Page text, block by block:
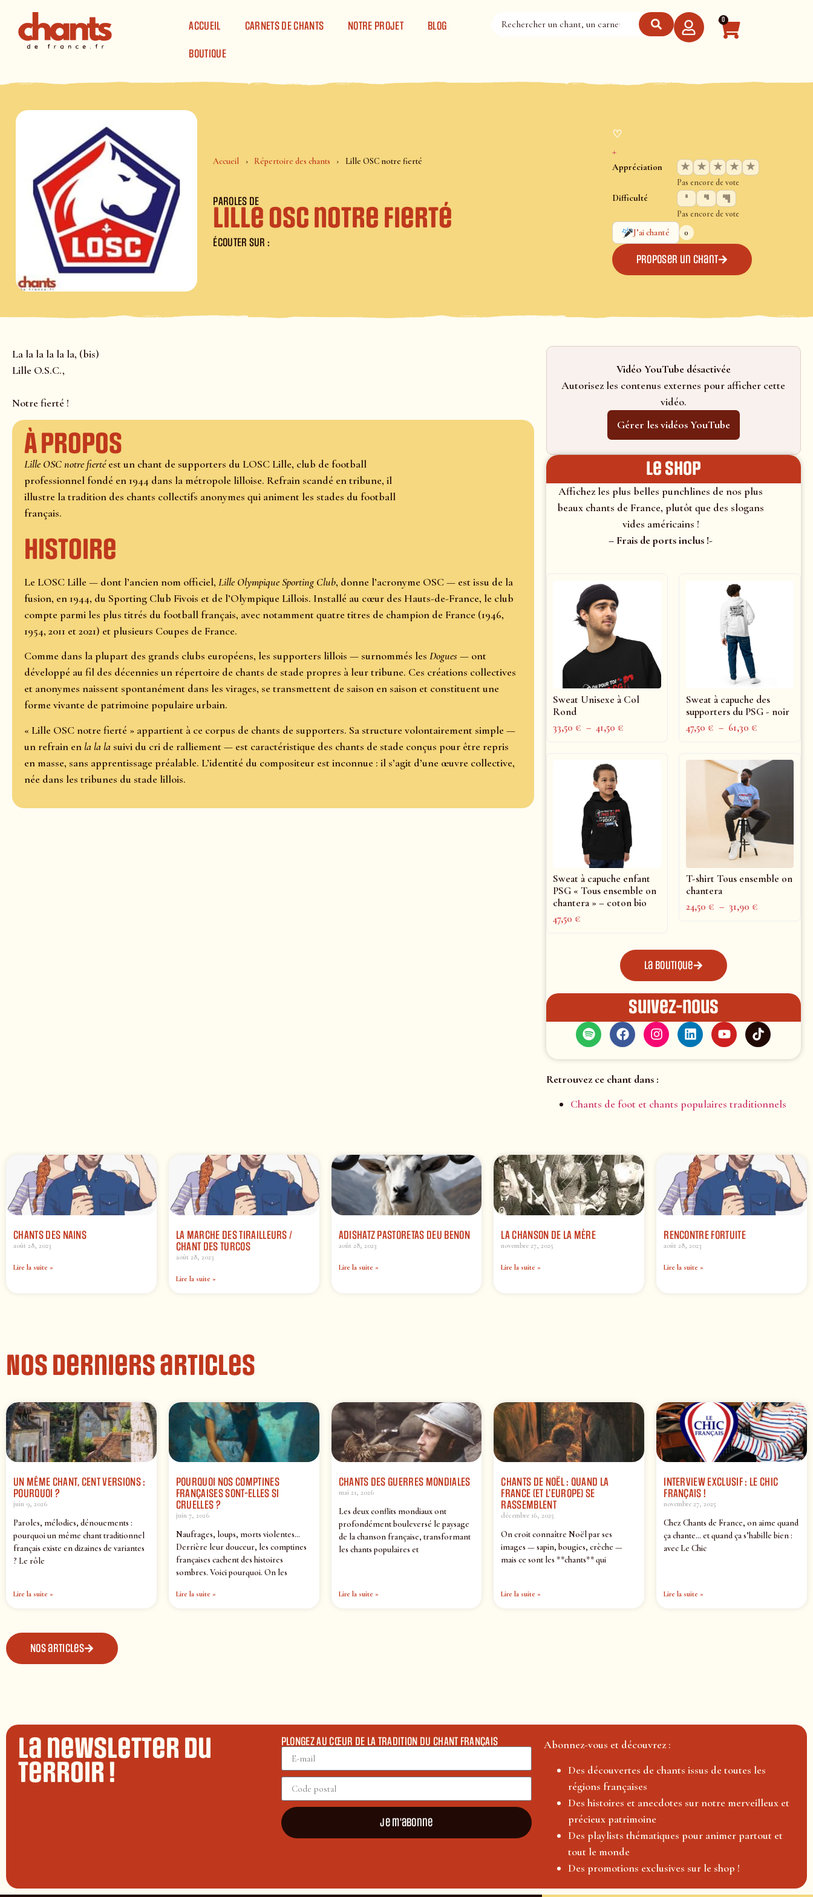
ACCUEIL
CARNETS DE CHANTS NOTRE PROJET BLOG
BOUTIQUE
0
Accueil Répertoire des chants Lille OSC notre fierté
PAROLES DE
Lille OSC notre fierté
ÉCOUTER SUR :
♡
+
Appréciation ★ ★ ★ ★ ★
Pas encore de vote
Difficulté
Pas encore de vote
J’ai chanté
0
Proposer un chant
La la la la la la, (bis)
Lille O.S.C.,
Notre fierté !
À propos
Lille OSC notre fiertéest un chant de supporters du LOSC Lille, club de football
professionnel fondé en 1944 dans la métropole lilloise. Refrain scandé en tribune, il
illustre la tradition des chants collectifs anonymes qui animent les stades du football
français.
Histoire
Le LOSC Lille — dont l’ancien nom officiel, Lille Olympique Sporting Club, donne l’acronyme OSC — est issu de la
fusion, en 1944, du Sporting Club Fivois et de l’Olympique Lillois. Installé au cœur des Hauts-de-France, le club
compte parmi les plus titrés du football français, avec notamment quatre titres de champion de France (1946,
1954, 2011 et 2021) et plusieurs Coupes de France.
Comme dans la plupart des grands clubs européens, les supporters lillois — surnommés les Dogues— ont
développé au fil des décennies un répertoire de chants de stade propres à leur tribune. Ces créations collectives
et anonymes naissent spontanément dans les virages, se transmettent de saison en saison et constituent une
forme vivante de patrimoine populaire urbain.
« Lille OSC notre fierté » appartient à ce corpus de chants de supporters. Sa structure volontairement simple —
un refrain en la la la suivi du cri de ralliement — est caractéristique des chants de stade conçus pour être repris
en masse, sans apprentissage préalable. L’identité du compositeur est inconnue : il s’agit d’une œuvre collective,
née dans les tribunes du stade lillois.
Vidéo YouTube désactivée
Autorisez les contenus externes pour afficher cette
vidéo.
Gérer les vidéos YouTube
le shop
Affichez les plus belles punchlines de nos plus
beaux chants de France, plutôt que des slogans
vides américains !
– Frais de ports inclus !-
Sweat Unisexe à Col
Rond
33,50€ – 41,50€
Sweat à capuche des
supporters du PSG - noir
47,50€ – 61,30€
Sweat à capuche enfant
PSG « Tous ensemble on
chantera » – coton bio
47,50€
T-shirt Tous ensemble on
chantera
24,50€ – 31,90€
La boutique
Suivez-nous
Retrouvez ce chant dans :
Chants de foot et chants populaires traditionnels
CHANTS DES NAINS
août 28, 2023
Lire la suite »
LA MARCHE DES TIRAILLEURS /
CHANT DES TURCOS
août 28, 2023
Lire la suite »
ADISHATZ PASTORETAS DEU BENON
août 28, 2023
Lire la suite »
LA CHANSON DE LA MÈRE
novembre 27, 2025
Lire la suite »
RENCONTRE FORTUITE
août 28, 2023
Lire la suite »
Nos derniers articles
UN MÊME CHANT, CENT VERSIONS :
POURQUOI ?
juin 9, 2026
Paroles, mélodies, dénouements :
pourquoi un même chant traditionnel
français existe en dizaines de variantes
? Le rôle
Lire la suite »
POURQUOI NOS COMPTINES
FRANÇAISES SONT-ELLES SI
CRUELLES ?
juin 7, 2026
Naufrages, loups, morts violentes…
Derrière leur douceur, les comptines
françaises cachent des histoires
sombres. Voici pourquoi. On les
Lire la suite »
CHANTS DES GUERRES MONDIALES
mai 21, 2026
Les deux conflits mondiaux ont
profondément bouleversé le paysage
de la chanson française, transformant
les chants populaires et
Lire la suite »
CHANTS DE NOËL : QUAND LA
FRANCE (ET L’EUROPE) SE
RASSEMBLENT
décembre 16, 2025
On croit connaître Noël par ses
images — sapin, bougies, crèche —
mais ce sont les **chants** qui
Lire la suite »
INTERVIEW EXCLUSIF : LE CHIC
FRANÇAIS !
novembre 27, 2025
Chez Chants de France, on aime quand
ça chante… et quand ça s’habille bien :
avec Le Chic
Lire la suite »
Nos articles
La newsletter du
terroir !
PLONGEZ AU CŒUR DE LA TRADITION DU CHANT FRANÇAIS
Je m'abonne
Abonnez-vous et découvrez :
Des découvertes de chants issus de toutes les
régions françaises
Des histoires et anecdotes sur notre merveilleux et
précieux patrimoine
Des playlists thématiques pour animer partout et
tout le monde
Des promotions exclusives sur le shop !